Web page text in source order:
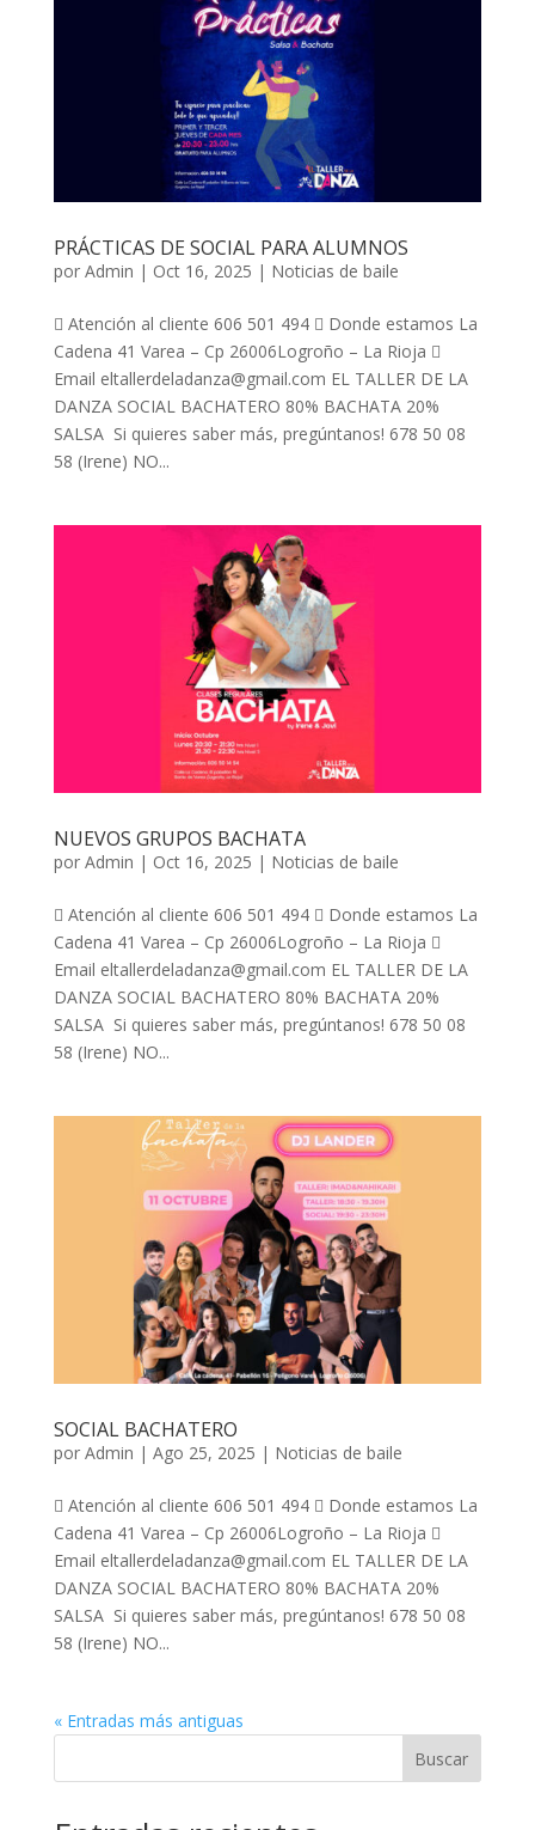
PRÁCTICAS DE SOCIAL PARA ALUMNOS
por Admin | Oct 16, 2025 | Noticias de baile
 Atención al cliente 606 501 494  Donde estamos La
Cadena 41 Varea – Cp 26006Logroño – La Rioja 
Email eltallerdeladanza@gmail.com EL TALLER DE LA
DANZA SOCIAL BACHATERO 80% BACHATA 20%
SALSA Si quieres saber más, pregúntanos! 678 50 08
58 (Irene) NO...
NUEVOS GRUPOS BACHATA
por Admin | Oct 16, 2025 | Noticias de baile
 Atención al cliente 606 501 494  Donde estamos La
Cadena 41 Varea – Cp 26006Logroño – La Rioja 
Email eltallerdeladanza@gmail.com EL TALLER DE LA
DANZA SOCIAL BACHATERO 80% BACHATA 20%
SALSA Si quieres saber más, pregúntanos! 678 50 08
58 (Irene) NO...
SOCIAL BACHATERO
por Admin | Ago 25, 2025 | Noticias de baile
 Atención al cliente 606 501 494  Donde estamos La
Cadena 41 Varea – Cp 26006Logroño – La Rioja 
Email eltallerdeladanza@gmail.com EL TALLER DE LA
DANZA SOCIAL BACHATERO 80% BACHATA 20%
SALSA Si quieres saber más, pregúntanos! 678 50 08
58 (Irene) NO...
« Entradas más antiguas
Buscar